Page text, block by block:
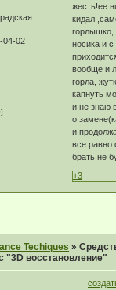
04-02
жесть!ее
кидал
горлышко,
носика и с
вообще и
горла,
капнуть
и не знаю
о
и
все равно
брать не
+3
Techiques »
"3D восстановление"